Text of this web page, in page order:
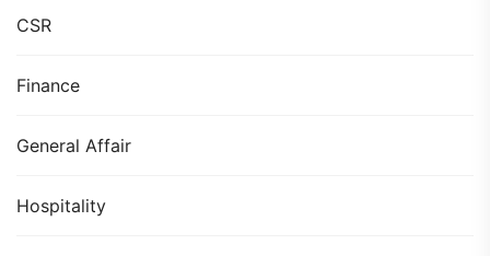
CSR
Finance
General Affair
Hospitality